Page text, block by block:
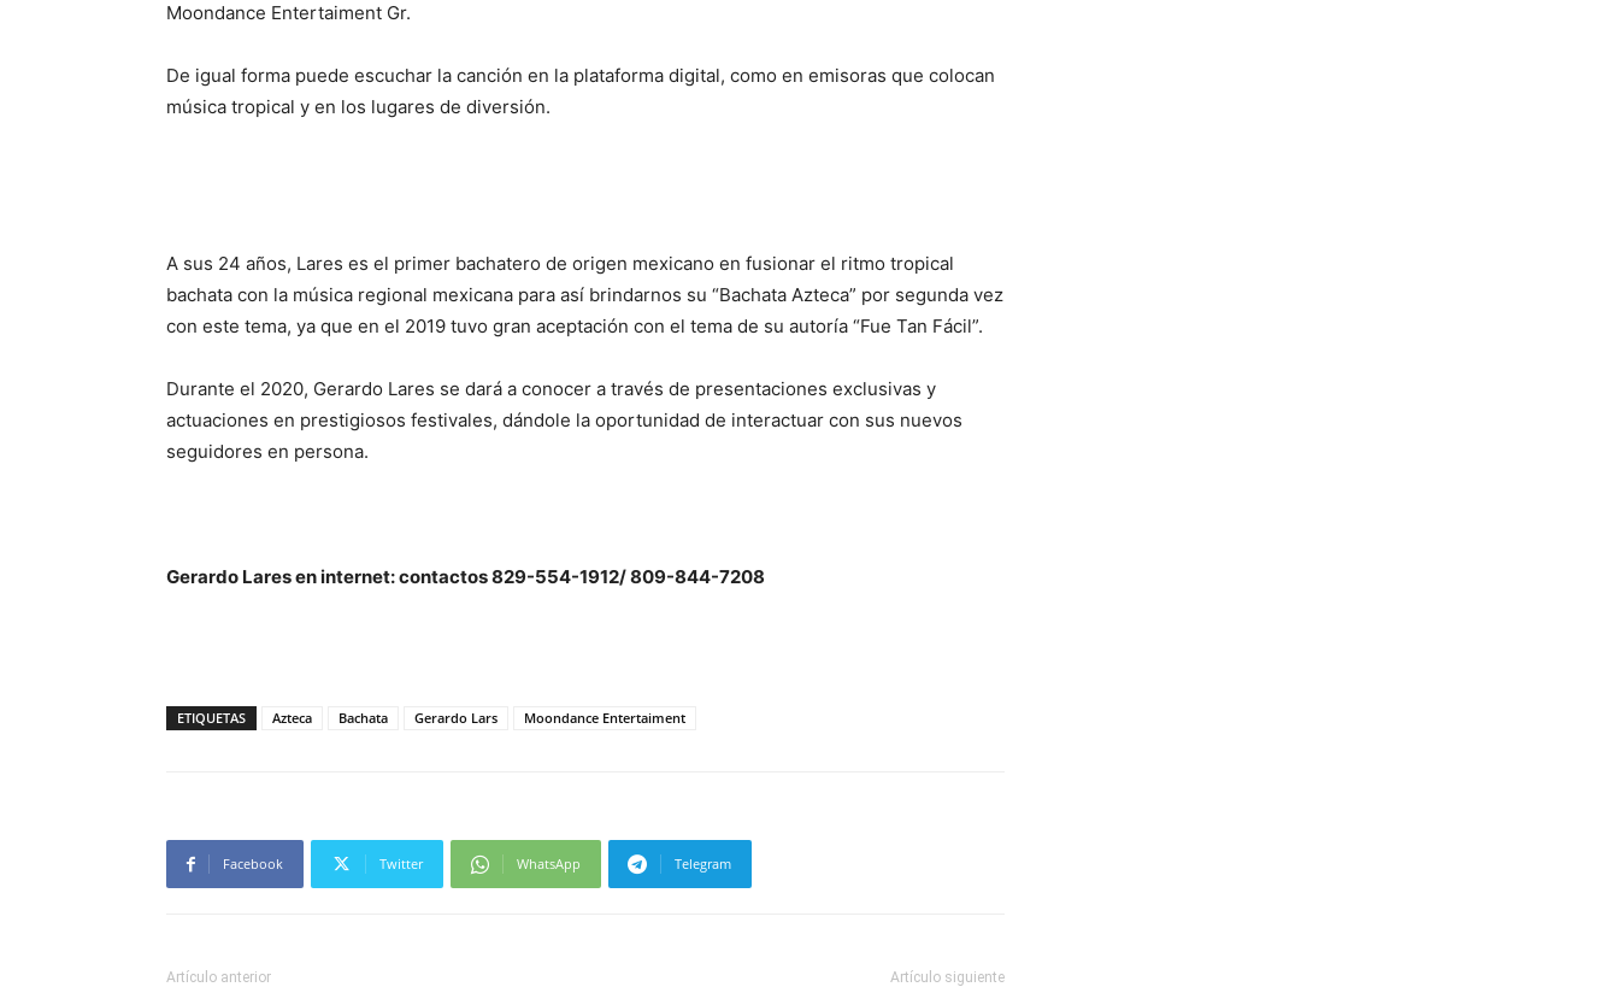
Moondance Entertaiment Gr.
De igual forma puede escuchar la canción en la plataforma digital, como en emisoras que colocan
música tropical y en los lugares de diversión.
A sus 24 años, Lares es el primer bachatero de origen mexicano en fusionar el ritmo tropical
bachata con la música regional mexicana para así brindarnos su “Bachata Azteca” por segunda vez
con este tema, ya que en el 2019 tuvo gran aceptación con el tema de su autoría “Fue Tan Fácil”.
Durante el 2020, Gerardo Lares se dará a conocer a través de presentaciones exclusivas y
actuaciones en prestigiosos festivales, dándole la oportunidad de interactuar con sus nuevos
seguidores en persona.
Gerardo Lares en internet: contactos 829-554-1912/ 809-844-7208
ETIQUETAS Azteca Bachata Gerardo Lars Moondance Entertaiment
Facebook Twitter WhatsApp Telegram
Artículo anterior Artículo siguiente